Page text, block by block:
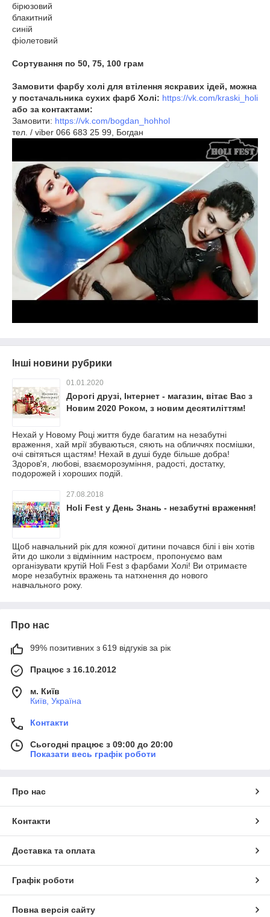
бірюзовий
блакитний
синій
фіолетовий
Сортування по 50, 75, 100 грам
Замовити фарбу холі для втілення яскравих ідей, можна
у постачальника сухих фарб Холі: https://vk.com/kraski_holi
або за контактами:
Замовити: https://vk.com/bogdan_hohhol
тел. / viber 066 683 25 99, Богдан
Інші новини рубрики
01.01.2020
Дорогі друзі, Інтернет - магазин, вітає Вас з
Новим 2020 Роком, з новим десятиліттям!
Нехай у Новому Році життя буде багатим на незабутні
враження, хай мрії збуваються, сяють на обличчях посмішки,
очі світяться щастям! Нехай в душі буде більше добра!
Здоров'я, любові, взаєморозуміння, радості, достатку,
подорожей і хороших подій.
27.08.2018
Holi Fest у День Знань - незабутні враження!
Щоб навчальний рік для кожної дитини почався білі і він хотів
йти до школи з відмінним настроєм, пропонуємо вам
організувати крутій Holi Fest з фарбами Холі! Ви отримаєте
море незабутніх вражень та натхнення до нового
навчального року.
Про нас
99% позитивних з 619 відгуків за рік
Працює з 16.10.2012
м. Київ
Київ, Україна
Контакти
Сьогодні працює з 09:00 до 20:00
Показати весь графік роботи
Про нас
Контакти
Доставка та оплата
Графік роботи
Повна версія сайту